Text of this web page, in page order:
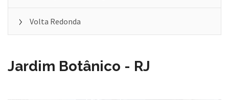
Volta Redonda
Jardim Botânico - RJ